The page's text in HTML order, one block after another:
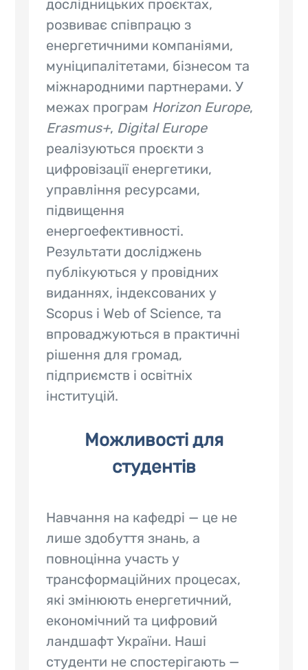
дослідницьких проєктах,
розвиває співпрацю з
енергетичними компаніями,
муніципалітетами, бізнесом та
міжнародними партнерами. У
межах програм Horizon Europe,
Erasmus+, Digital Europe
реалізуються проєкти з
цифровізації енергетики,
управління ресурсами,
підвищення
енергоефективності.
Результати досліджень
публікуються у провідних
виданнях, індексованих у
Scopus і Web of Science, та
впроваджуються в практичні
рішення для громад,
підприємств і освітніх
інституцій.
Можливості для
студентів
Навчання на кафедрі — це не
лише здобуття знань, а
повноцінна участь у
трансформаційних процесах,
які змінюють енергетичний,
економічний та цифровий
ландшафт України. Наші
студенти не спостерігають —